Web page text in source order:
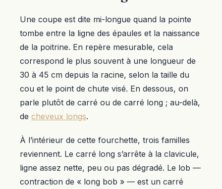
Une coupe est dite mi-longue quand la pointe
tombe entre la ligne des épaules et la naissance
de la poitrine. En repère mesurable, cela
correspond le plus souvent à une longueur de
30 à 45 cm depuis la racine, selon la taille du
cou et le point de chute visé. En dessous, on
parle plutôt de carré ou de carré long ; au-delà,
de cheveux longs.
À l’intérieur de cette fourchette, trois familles
reviennent. Le carré long s’arrête à la clavicule,
ligne assez nette, peu ou pas dégradé. Le lob —
contraction de « long bob » — est un carré